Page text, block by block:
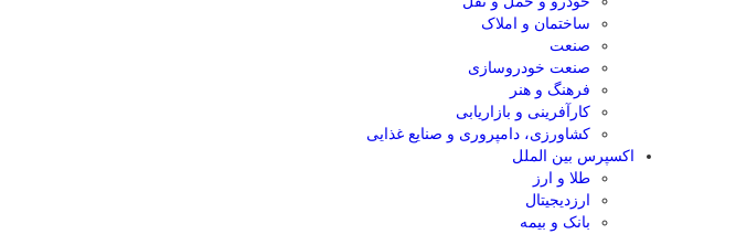
ساختمان و املاک
صنعت
صنعت خودروسازی
فرهنگ و هنر
کارآفرینی و بازاریابی
کشاورزی، دامپروری و صنایع غذایی
اکسپرس بین الملل
طلا و ارز
ارزدیجیتال
بانک و بیمه